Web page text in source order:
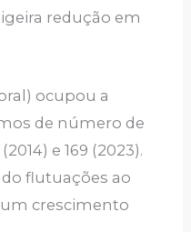
redução em
ocupou a
de número de
e 169 (2023).
flutuações ao
crescimento